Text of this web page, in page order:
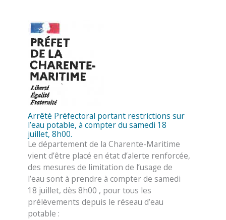
Arrêté Préfectoral portant restrictions sur
l’eau potable, à compter du samedi 18
juillet, 8h00.
Le département de la Charente-Maritime
vient d’être placé en état d’alerte renforcée,
des mesures de limitation de l’usage de
l’eau sont à prendre à compter de samedi
18 juillet, dès 8h00 , pour tous les
prélèvements depuis le réseau d’eau
potable :